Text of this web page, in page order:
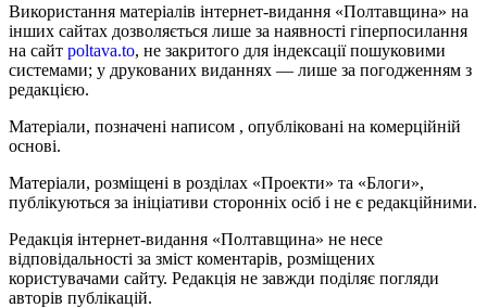
Використання матеріалів інтернет-видання «Полтавщина» на
інших сайтах дозволяється лише за наявності гіперпосилання
на сайт poltava.to, не закритого для індексації пошуковими
системами; у друкованих виданнях — лише за погодженням з
редакцією.
Матеріали, позначені написом , опубліковані на комерційній
основі.
Матеріали, розміщені в розділах «Проекти» та «Блоги»,
публікуються за ініціативи сторонніх осіб і не є редакційними.
Редакція інтернет-видання «Полтавщина» не несе
відповідальності за зміст коментарів, розміщених
користувачами сайту. Редакція не завжди поділяє погляди
авторів публікацій.